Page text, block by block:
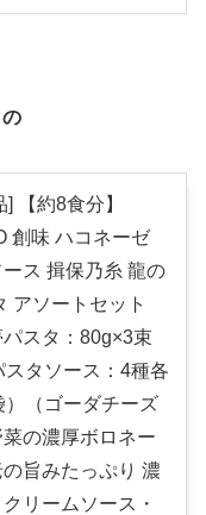
] 【約8食分】
創味 ハコネーゼ
ス 揖保乃糸 龍の
アソートセット
パスタ：80g×3束
スタソース：4種各
）（ゴーダチーズ
菜の濃厚ボロネー
旨みたっぷり 濃
リームソース・